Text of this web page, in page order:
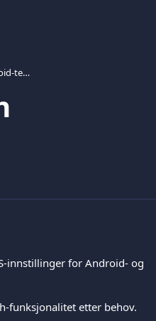
Hvordan sette en ny batch på min Android-terminal?
innstillinger for Android- og
funksjonalitet etter behov.